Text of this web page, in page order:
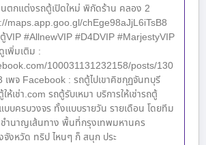
ตกแต่งรถตู้เปิดใหม่ พิกัดร้าน คลอง 2
maps.app.goo.gl/chEge98aJjL6iTsB8
VIP #AllnewVIP #D4DVIP #MarjestyVIP
เพิ่มเติม :
100031131232158/posts/130
พจ Facebook : รถตู้ไปเขาคิชกุฏจันทบุรี
เช่า.com รถตู้รับเหมา บริการให้เช่ารถตู้
บครบวงจร ทั้งแบบรายวัน รายเดือน โดยทีม
ำนาญเส้นทาง พื้นที่กรุงเทพมหานคร
งหวัด ทริป ไหนๆ ก็ สนุก ประ